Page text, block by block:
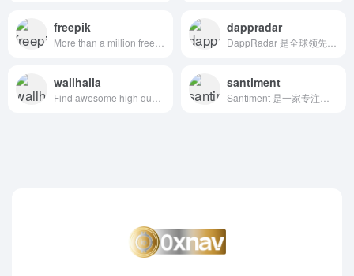
freepik dappradar
wallhalla santiment